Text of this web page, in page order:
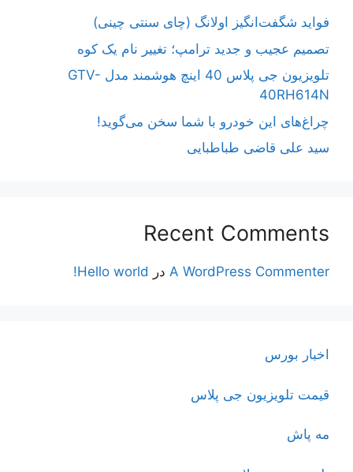
فواید شگفت‌انگیز اولانگ (چای سنتی چینی)
تصمیم عجیب و جدید ترامپ؛ تغییر نام یک کوه
تلویزیون جی پلاس 40 اینچ هوشمند مدل GTV-
40RH614N
چراغ‌های این خودرو با شما سخن می‌گوید!
سید علی قاضی طباطبایی
Recent Comments
A WordPress Commenter در Hello world!
اخبار بورس
قیمت تلویزیون جی پلاس
مه پاش